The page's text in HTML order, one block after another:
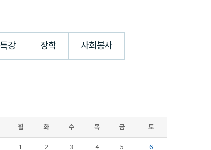
특강 장학 사회봉사
월 화 수 목 금 토
1 2 3 4 5 6